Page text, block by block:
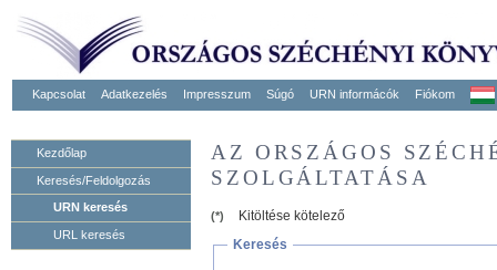
Kapcsolat Adatkezelés Impresszum Súgó URN informácók Fiókom
Kezdőlap
Keresés/Feldolgozás
URN keresés
URL keresés
AZ ORSZÁGOS
SZOLGÁLTATÁSA
(*)
Kitöltése kötelező
Keresés